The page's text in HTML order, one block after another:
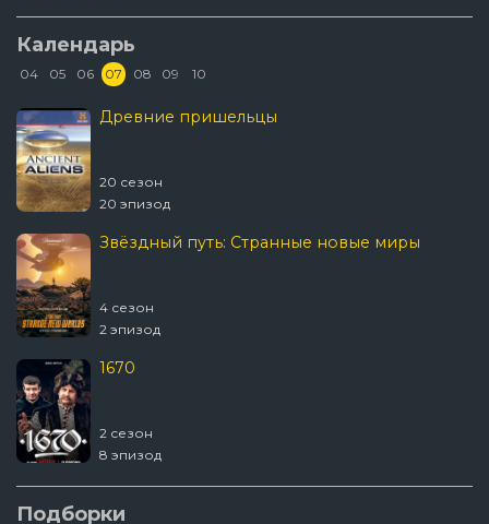
Календарь
04 05 06 07 08 09 10
Древние пришельцы
20 сезон
20 эпизод
Звёздный путь: Странные новые миры
4 сезон
2 эпизод
1670
2 сезон
8 эпизод
Подборки